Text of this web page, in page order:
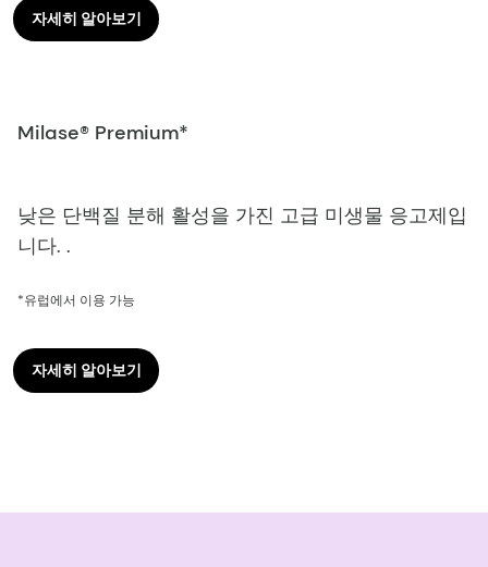
자세히 알아보기
Milase® Premium*
낮은 단백질 분해 활성을 가진 고급 미생물 응고제입
니다. .
*유럽에서 이용 가능
자세히 알아보기